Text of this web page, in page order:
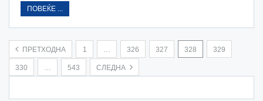
ПОВЕЌЕ ...
ПРЕТХОДНА 1 326 327 328 329
330 543 СЛЕДНА